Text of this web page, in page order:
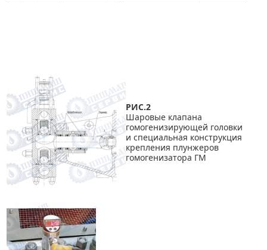
РИС.2
Шаровые клапана
гомогенизирующей головки
и специальная конструкция
крепления плунжеров
гомогенизатора ГМ